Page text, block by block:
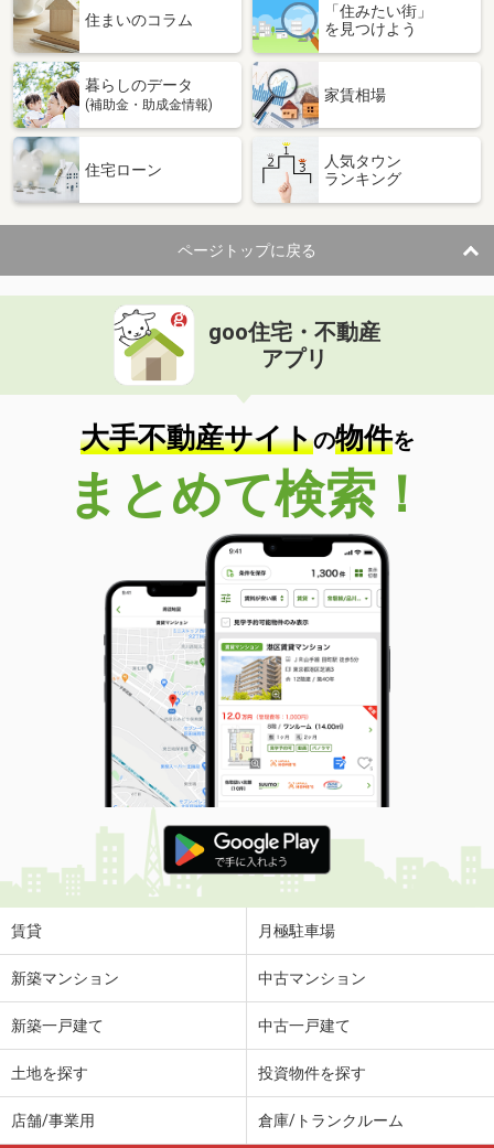
住まいのコラム
「住みたい街」
を見つけよう
暮らしのデータ
(補助金・助成金情報)
家賃相場
住宅ローン
人気タウン
ランキング
ページトップに戻る
goo住宅・不動産
アプリ
大手不動産サイトの物件を
まとめて検索！
賃貸 月極駐車場
新築マンション 中古マンション
新築一戸建て 中古一戸建て
土地を探す 投資物件を探す
店舗/事業用 倉庫/トランクルーム